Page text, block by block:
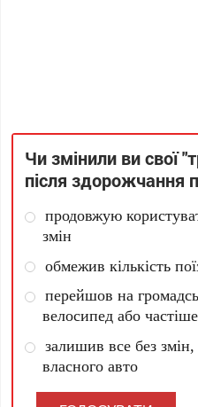
Чи змінили ви свої
після здорожчання
продовжую
змін
обмежив кількість
перейшов на
велосипед або
залишив все без
власного авто